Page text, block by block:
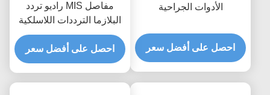
الأدوات الجراحية
احصل على أفضل سعر
مفاصل MIS راديو تردد
البلازما الترددات اللاسلكية
مولد الطب الرياضي
للمفاصل
احصل على أفضل سعر